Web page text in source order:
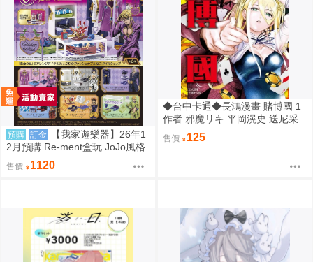
預購 訂金
【我家遊樂器】26年1
2月預購 Re-ment盒玩 JoJo風格
館 黃金之風
售價 1120
◆台中卡通◆長鴻漫畫 賭博國 1
作者 邪魔リキ 平岡滉史 送尼采
售價 125